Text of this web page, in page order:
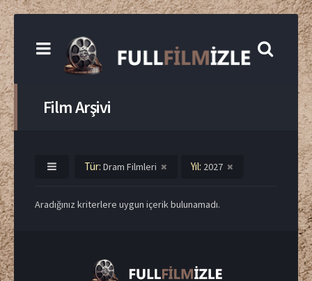
Film Arşivi
Tür: Dram Filmleri Yıl: 2027
Aradığınız kriterlere uygun içerik bulunamadı.